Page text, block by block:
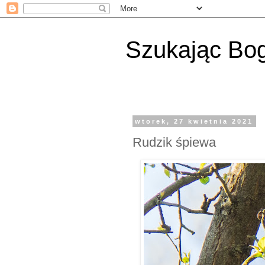
Szukając
wtorek, 27 kwietnia 2021
Rudzik śpiewa